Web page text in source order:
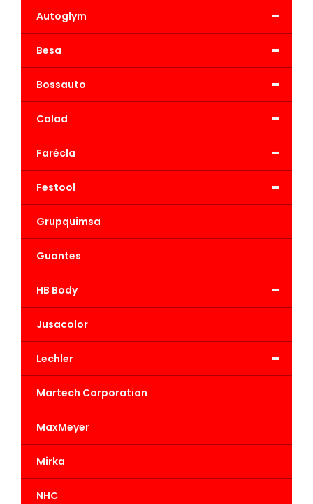
-
Autoglym
-
Besa
-
Bossauto
-
Colad
-
Farécla
-
Festool
Grupquimsa
Guantes
-
HB Body
Jusacolor
-
Lechler
Martech Corporation
MaxMeyer
Mirka
NHC